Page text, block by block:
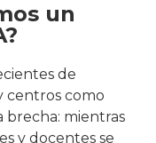
un
de
centros como
brecha: mientras
y docentes se